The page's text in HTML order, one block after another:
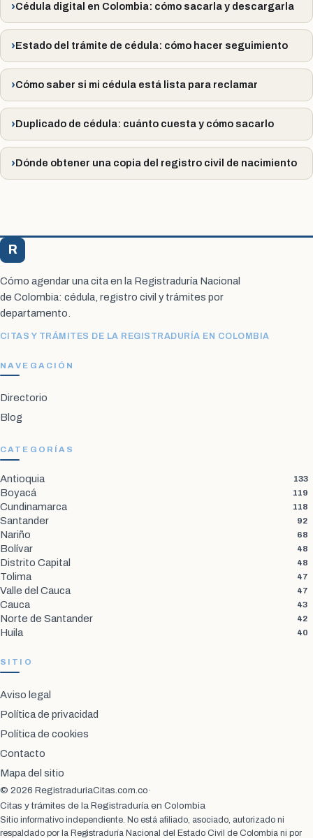
Cédula digital en Colombia: cómo sacarla y descargarla
Estado del trámite de cédula: cómo hacer seguimiento
Cómo saber si mi cédula está lista para reclamar
Duplicado de cédula: cuánto cuesta y cómo sacarlo
Dónde obtener una copia del registro civil de nacimiento
R
Cómo agendar una cita en la Registraduría Nacional
de Colombia: cédula, registro civil y trámites por
departamento.
CITAS Y TRÁMITES DE LA REGISTRADURÍA EN COLOMBIA
NAVEGACIÓN
Directorio
Blog
CATEGORÍAS
Antioquia 133
Boyacá 119
Cundinamarca 118
Santander 92
Nariño 68
Bolívar 48
Distrito Capital 48
Tolima 47
Valle del Cauca 47
Cauca 43
Norte de Santander 42
Huila 40
SITIO
Aviso legal
Política de privacidad
Política de cookies
Contacto
Mapa del sitio
© 2026 RegistraduriaCitas.com.co·
Citas y trámites de la Registraduría en Colombia
Sitio informativo independiente. No está afiliado, asociado, autorizado ni
respaldado por la Registraduría Nacional del Estado Civil de Colombia ni por